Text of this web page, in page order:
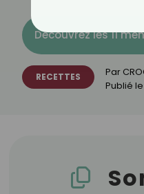
Découvrez les 11
RECETTES Par
Publié le